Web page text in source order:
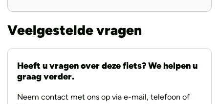
Veelgestelde vragen
Heeft u vragen over deze fiets? We helpen u
graag verder.
Neem contact met ons op via e-mail, telefoon of